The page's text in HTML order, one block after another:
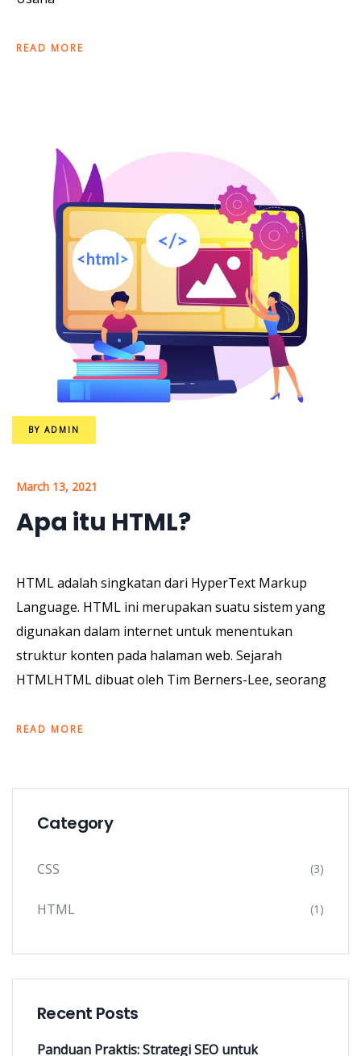
READ MORE
BY ADMIN
March 13, 2021
Apa itu HTML?
HTML adalah singkatan dari HyperText Markup
Language. HTML ini merupakan suatu sistem yang
digunakan dalam internet untuk menentukan
struktur konten pada halaman web. Sejarah
HTMLHTML dibuat oleh Tim Berners-Lee, seorang
READ MORE
Category
CSS (3)
HTML (1)
Recent Posts
Panduan Praktis: Strategi SEO untuk